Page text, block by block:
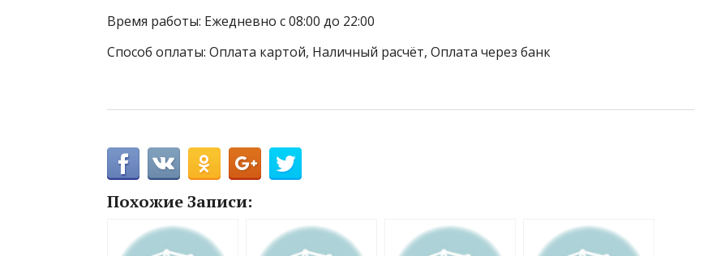
Время работы: Ежедневно с 08:00 до 22:00
Способ оплаты: Оплата картой, Наличный расчёт, Оплата через банк
Похожие Записи: